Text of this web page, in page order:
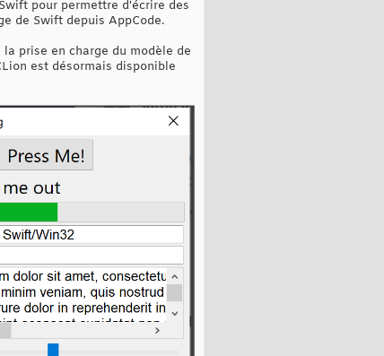
pour permettre d'écrire des
de Swift depuis AppCode.
prise en charge du modèle de
est désormais disponible